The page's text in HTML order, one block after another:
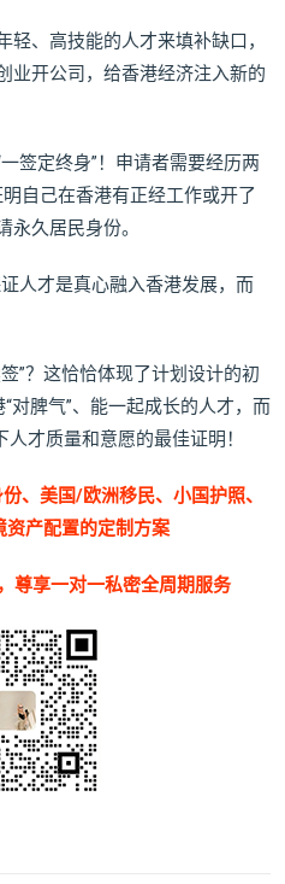
、高技能的人才来填补缺口，
业开公司，给香港经济注入新的
签定终身”！申请者需要经历两
自己在香港有正经工作或开了
永久居民身份。
人才是真心融入香港发展，而
”？这恰恰体现了计划设计的初
脾气”、能一起成长的人才，而
才质量和意愿的最佳证明！
、美国/欧洲移民、小国护照、
资产配置的定制方案
尊享一对一私密全周期服务